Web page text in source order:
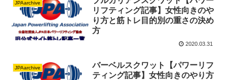
JPAarchive
リフティング記事】女性向きのや
り方と筋トレ目的別の重さの決め
方
2020.03.31
JPAarchive
バーベルスクワット【パワーリフ
ティング記事】女性向きのやり方